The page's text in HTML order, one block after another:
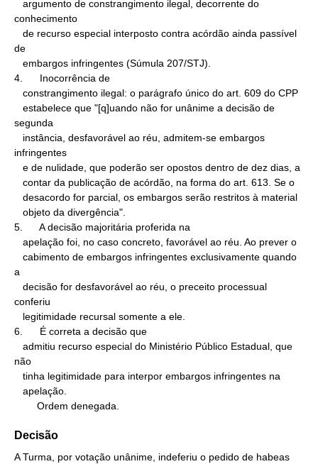
conhecimento
de
4.      Inocorrência de
segunda
infringentes
5.      A decisão majoritária proferida na
a
conferiu
6.      É correta a decisão que
não
        Ordem denegada.
Decisão
A Turma, por votação unânime, indeferiu o pedido de habeas